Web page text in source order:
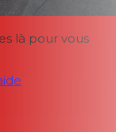
là pour vous